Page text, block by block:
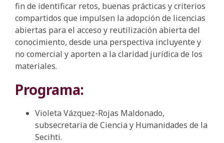
fin de identificar retos, buenas prácticas y criterios
compartidos que impulsen la adopción de licencias
abiertas para el acceso y reutilización abierta del
conocimiento, desde una perspectiva incluyente y
no comercial y aporten a la claridad jurídica de los
materiales.
Programa:
Violeta Vázquez-Rojas Maldonado,
subsecretaria de Ciencia y Humanidades de la
Secihti.